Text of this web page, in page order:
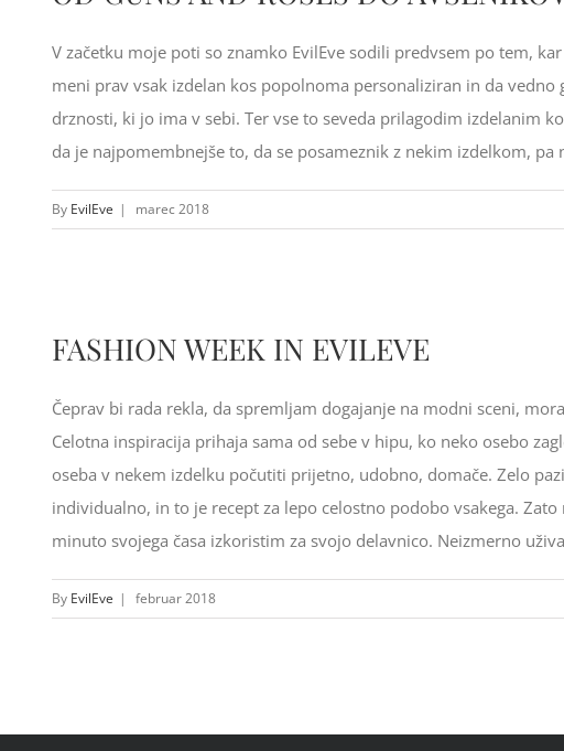
V začetku moje poti so znamko EvilEve sodili predvsem po tem,
meni prav vsak izdelan kos popolnoma personaliziran in da
drznosti, ki jo ima v sebi. Ter vse to seveda prilagodim izdelanim
da je najpomembnejše to, da se posameznik z nekim izdelkom,
By EvilEve | marec 2018
FASHION WEEK IN EVILEVE
Čeprav bi rada rekla, da spremljam dogajanje na modni sceni,
Celotna inspiracija prihaja sama od sebe v hipu, ko neko osebo
oseba v nekem izdelku počutiti prijetno, udobno, domače. Zelo
individualno, in to je recept za lepo celostno podobo vsakega.
minuto svojega časa izkoristim za svojo delavnico. Neizmerno
By EvilEve | februar 2018